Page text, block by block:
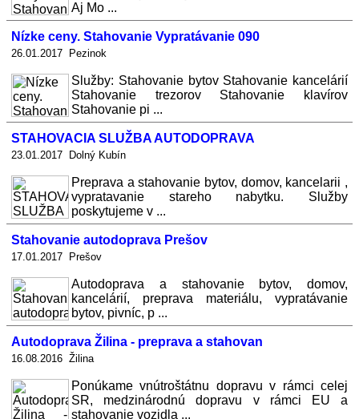
Aj Mo ...
Nízke ceny. Stahovanie Vypratávanie 090
26.01.2017 Pezinok
Služby: Stahovanie bytov Stahovanie kancelárií
Stahovanie trezorov Stahovanie klavírov
Stahovanie pi ...
STAHOVACIA SLUŽBA AUTODOPRAVA
23.01.2017 Dolný Kubín
Preprava a stahovanie bytov, domov, kancelarii ,
vypratavanie stareho nabytku. Služby
poskytujeme v ...
Stahovanie autodoprava Prešov
17.01.2017 Prešov
Autodoprava a stahovanie bytov, domov,
kancelárií, preprava materiálu, vypratávanie
bytov, pivníc, p ...
Autodoprava Žilina - preprava a stahovan
16.08.2016 Žilina
Ponúkame vnútroštátnu dopravu v rámci celej
SR, medzinárodnú dopravu v rámci EU a
stahovanie vozidla ...